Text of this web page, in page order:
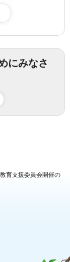
にみなさ
育支援委員会開催の